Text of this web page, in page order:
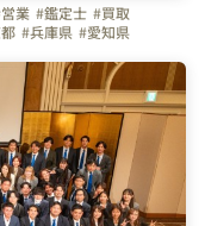
業 #鑑定士 #買取
#兵庫県 #愛知県
の雰囲気
#リユース業
プン #八王子 #横浜
#若手活躍中